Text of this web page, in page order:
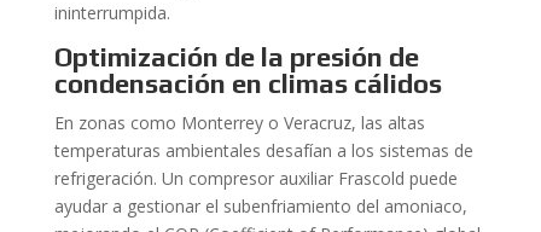
ininterrumpida.
Optimización de la presión de
condensación en climas cálidos
En zonas como Monterrey o Veracruz, las altas
temperaturas ambientales desafían a los sistemas de
refrigeración. Un compresor auxiliar Frascold puede
ayudar a gestionar el subenfriamiento del amoniaco,